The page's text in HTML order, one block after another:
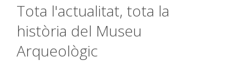
Tota l'actualitat, tota la
història del Museu
Arqueològic